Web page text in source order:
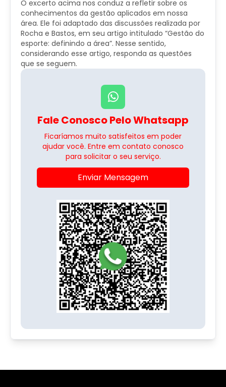
O excerto acima nos conduz a refletir sobre os
conhecimentos da gestão aplicados em nossa
área. Ele foi adaptado das discussões realizada por
Rocha e Bastos, em seu artigo intitulado “Gestão do
esporte: definindo a área”. Nesse sentido,
considerando esse artigo, responda as questões
que se seguem.
Fale Conosco Pelo Whatsapp
Ficaríamos muito satisfeitos em poder
ajudar você. Entre em contato conosco
para solicitar o seu serviço.
Enviar Mensagem